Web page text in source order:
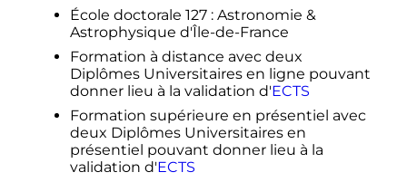
École doctorale 127 : Astronomie &
Astrophysique d'Île-de-France
Formation à distance avec deux
Diplômes Universitaires en ligne pouvant
donner lieu à la validation d'ECTS
Formation supérieure en présentiel avec
deux Diplômes Universitaires en
présentiel pouvant donner lieu à la
validation d'ECTS